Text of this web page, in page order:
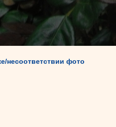
несоответствии фото